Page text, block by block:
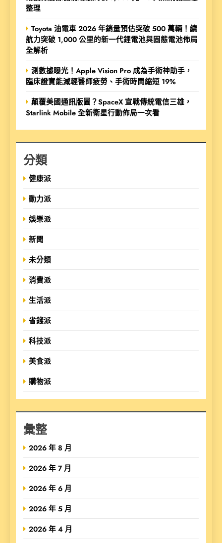
整理
Toyota 油電車 2026 年銷量預估突破 500 萬輛！續
航力突破 1,000 公里的新一代鋰電池與固態電池佈局
全解析
測數據曝光！Apple Vision Pro 成為手術神助手，
臨床證實能減輕醫師疲勞、手術時間縮短 19%
顛覆美國通訊版圖？SpaceX 宣戰傳統電信三雄，
Starlink Mobile 全新衛星行動佈局一次看
分類
健康派
動力派
娛樂派
新聞
未分類
消費派
生活派
省錢派
科技派
美食派
購物派
彙整
2026 年 8 月
2026 年 7 月
2026 年 6 月
2026 年 5 月
2026 年 4 月